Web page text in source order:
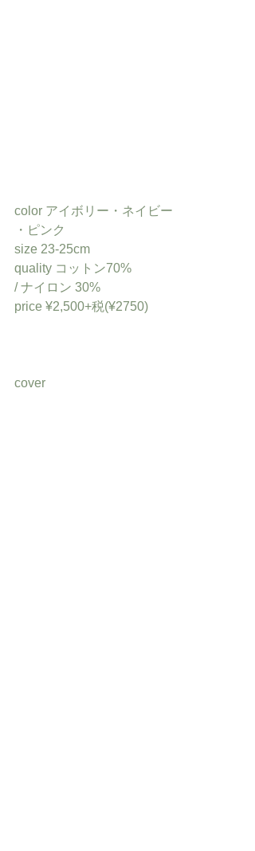
color アイボリー・ネイビー
・ピンク
size 23-25cm
quality コットン70%
/ ナイロン 30%
price ¥2,500+税(¥2750)
cover